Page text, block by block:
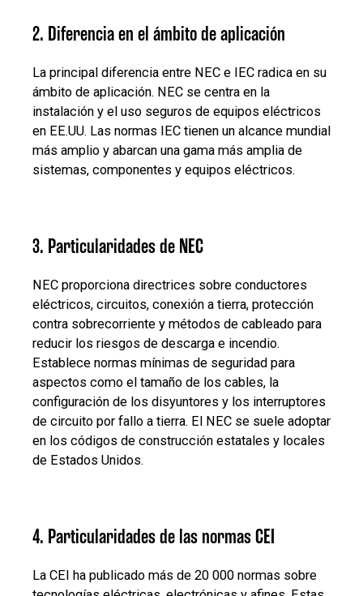
2. Diferencia en el ámbito de aplicación
La principal diferencia entre NEC e IEC radica en su
ámbito de aplicación. NEC se centra en la
instalación y el uso seguros de equipos eléctricos
en EE.UU. Las normas IEC tienen un alcance mundial
más amplio y abarcan una gama más amplia de
sistemas, componentes y equipos eléctricos.
3. Particularidades de NEC
NEC proporciona directrices sobre conductores
eléctricos, circuitos, conexión a tierra, protección
contra sobrecorriente y métodos de cableado para
reducir los riesgos de descarga e incendio.
Establece normas mínimas de seguridad para
aspectos como el tamaño de los cables, la
configuración de los disyuntores y los interruptores
de circuito por fallo a tierra. El NEC se suele adoptar
en los códigos de construcción estatales y locales
de Estados Unidos.
4. Particularidades de las normas CEI
La CEI ha publicado más de 20 000 normas sobre